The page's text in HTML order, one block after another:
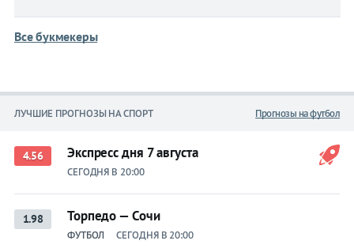
Все букмекеры
ЛУЧШИЕ ПРОГНОЗЫ НА СПОРТ Прогнозы на футбол
4.56 Экспресс дня 7 августа
СЕГОДНЯ В 20:00
1.98 Торпедо — Сочи
ФУТБОЛ СЕГОДНЯ В 20:00